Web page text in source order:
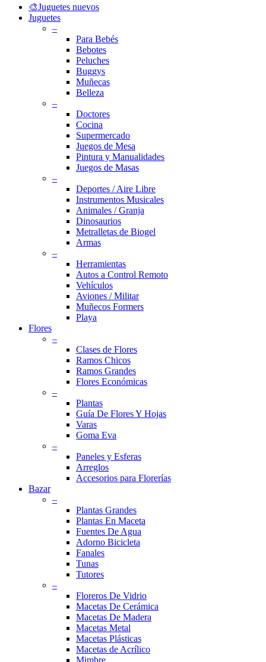
Close
Menu
🎨Juguetes nuevos
Juguetes
–
Para Bebés
Bebotes
Peluches
Buggys
Muñecas
Belleza
–
Doctores
Cocina
Supermercado
Juegos de Mesa
Pintura y Manualidades
Juegos de Masas
–
Deportes / Aire Libre
Instrumentos Musicales
Animales / Granja
Dinosaurios
Metralletas de Biogel
Armas
–
Herramientas
Autos a Control Remoto
Vehículos
Aviones / Militar
Muñecos Formers
Playa
Flores
–
Clases de Flores
Ramos Chicos
Ramos Grandes
Flores Económicas
–
Plantas
Guía De Flores Y Hojas
Varas
Goma Eva
–
Paneles y Esferas
Arreglos
Accesorios para Florerías
Bazar
–
Plantas Grandes
Plantas En Maceta
Fuentes De Agua
Adorno Bicicleta
Fanales
Tunas
Tutores
–
Floreros De Vidrio
Macetas De Cerámica
Macetas De Madera
Macetas Metal
Macetas Plásticas
Macetas de Acrílico
Mimbre